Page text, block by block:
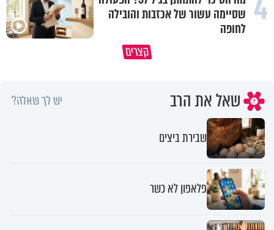
4 שסיימה עשור של אכזבות והובילה
לחופה
קצרים
סגולה בבוקר להסרת חששות ופחדים
במבט לאחור - האם התקופה
שאל את הרב יש לך שאלה?
שבירת ביצים
פלאפון לא כשר